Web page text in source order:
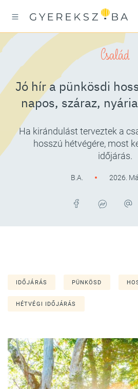
Család
Jó hír a pünkösdi
napos, száraz,
Ha kirándulást terveztek a
hosszú hétvégére, most
időjárás.
B.A. 2026.
IDŐJÁRÁS PÜNKÖSD
HÉTVÉGI IDŐJÁRÁS